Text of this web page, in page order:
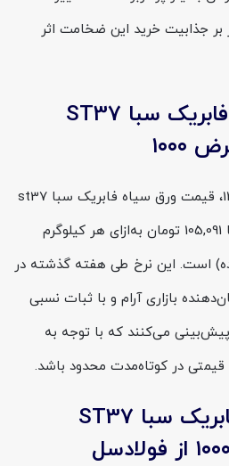
جذابیت خرید این ضخامت اثر
قیمت ورق سیاه فابریک سبا ST37
در تاریخ جمعه 16 مرداد 1405، قیمت ورق سیاه فابریک سبا st37
ضخامت 4 عرض 1000 برابر با 105,091 تومان به‌ازای هر کیلوگرم
است. این نرخ طی هفته گذشته در
بازاری آرام و با ثبات نسبی
می‌کنند که با توجه به
قیمتی در کوتاه‌مدت محدود باشد.
خرید ورق سیاه فابریک سبا ST37